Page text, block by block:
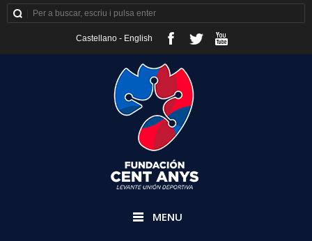
Castellano - English
MENU